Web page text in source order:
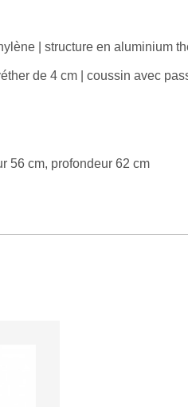
| structure en aluminium
de 4 cm | coussin avec
56 cm, profondeur 62 cm